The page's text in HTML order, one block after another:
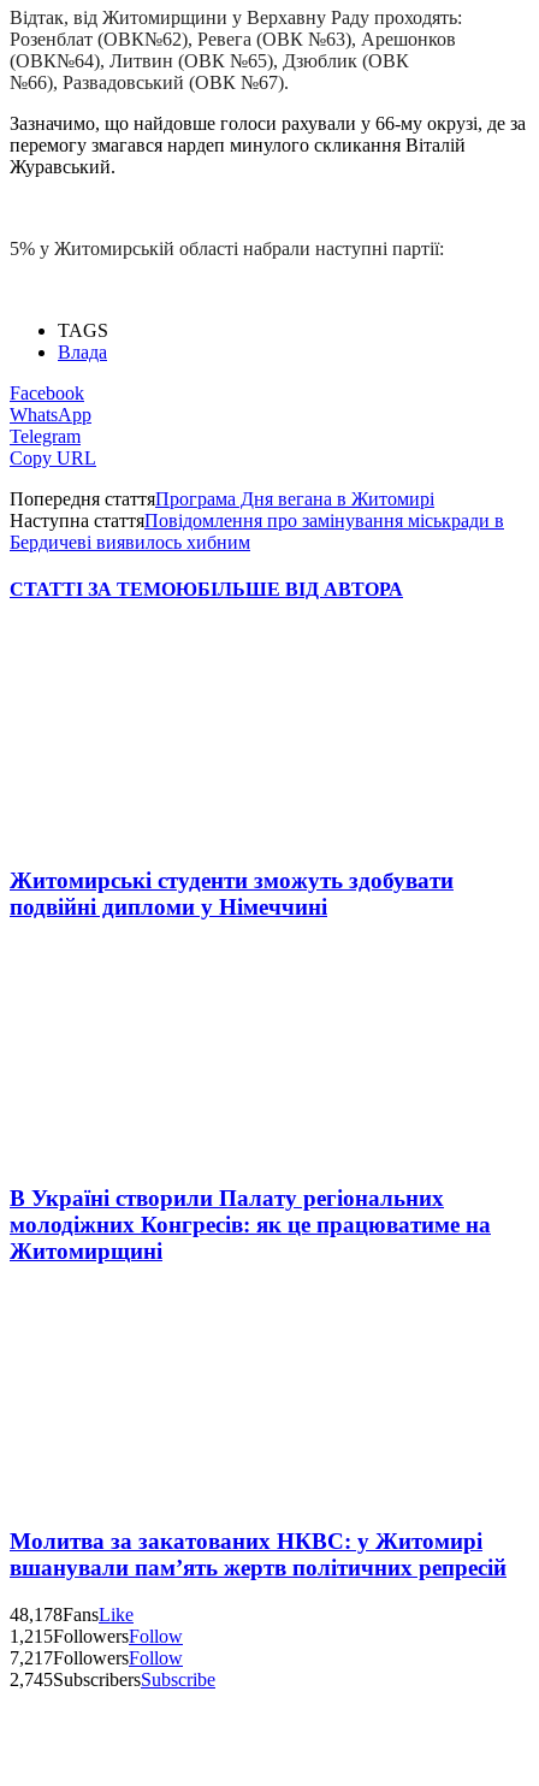
Відтак, від Житомирщини у Верхавну Раду проходять:
Розенблат (ОВК№62), Ревега (ОВК №63), Арешонков
(ОВК№64), Литвин (ОВК №65), Дзюблик (ОВК
№66), Развадовський (ОВК №67).
Зазначимо, що найдовше голоси рахували у 66-му окрузі, де за
перемогу змагався нардеп минулого скликання Віталій
Журавський.
5% у Житомирській області набрали наступні партії:
TAGS
Влада
Facebook
WhatsApp
Telegram
Copy URL
Попередня статтяПрограма Дня вегана в Житомирі
Наступна статтяПовідомлення про замінування міськради в
Бердичеві виявилось хибним
СТАТТІ ЗА ТЕМОЮБІЛЬШЕ ВІД АВТОРА
Житомирські студенти зможуть здобувати
подвійні дипломи у Німеччині
В Україні створили Палату регіональних
молодіжних Конгресів: як це працюватиме на
Житомирщині
Молитва за закатованих НКВС: у Житомирі
вшанували пам’ять жертв політичних репресій
48,178FansLike
1,215FollowersFollow
7,217FollowersFollow
2,745SubscribersSubscribe